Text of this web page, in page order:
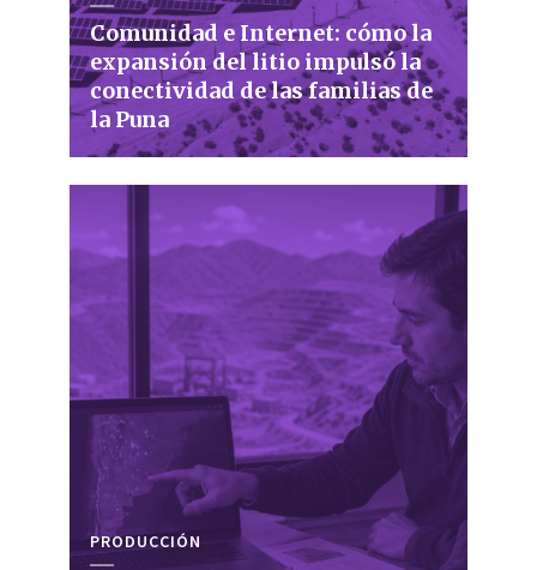
Comunidad e Internet: cómo la
expansión del litio impulsó la
conectividad de las familias de
la Puna
PRODUCCIÓN